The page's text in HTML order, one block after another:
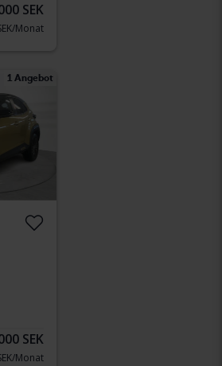
SEK
Monat
1 Angebot
SEK
Monat